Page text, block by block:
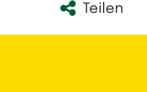
Teilen